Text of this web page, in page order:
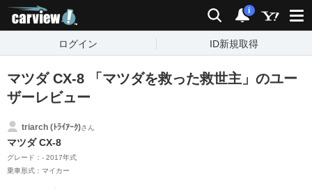
検索 通知
i
ログイン ID新規取得
マツダ CX-8 「マツダを救った救世主」のユー
ザーレビュー
triarch (ﾄﾗｲｱｰｸ)さん
マツダ CX-8
グレード：- 2017年式
乗車形式：マイカー